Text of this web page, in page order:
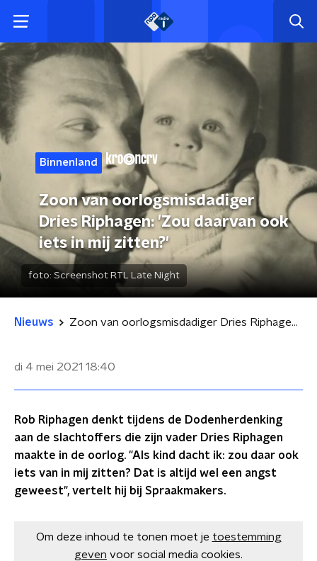
Binnenland
Zoon van oorlogsmisdadiger
Dries Riphagen: 'Zou daarvan ook
iets in mij zitten?'
foto: Screenshot RTL Late Night
Nieuws Zoon van oorlogsmisdadiger Dries Riphagen: 'Zou daarvan ook iets in mij zitten?'
di 4 mei 2021 18:40
Rob Riphagen denkt tijdens de Dodenherdenking
aan de slachtoffers die zijn vader Dries Riphagen
maakte in de oorlog. "Als kind dacht ik: zou daar ook
iets van in mij zitten? Dat is altijd wel een angst
geweest", vertelt hij bij Spraakmakers.
Om deze inhoud te tonen moet je toestemming
geven voor social media cookies.